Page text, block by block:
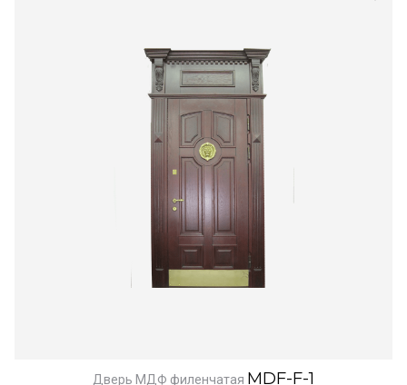
Дверь МДФ филенчатая MDF-F-1